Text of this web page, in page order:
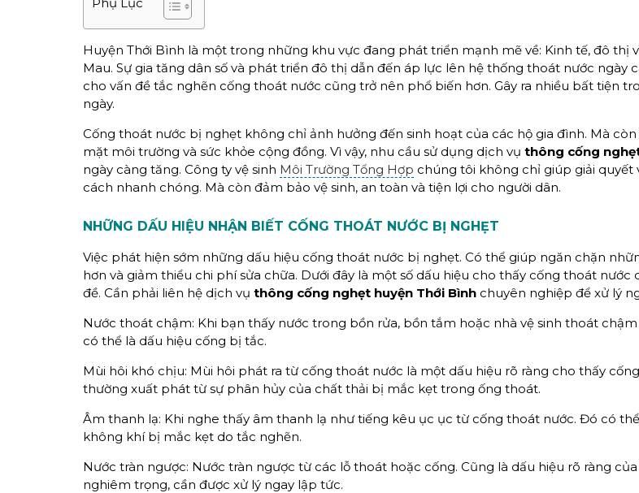
Huyện Thới Bình là một trong những khu vực đang phát triển mạnh mẽ về: Kinh tế, đô thị
Mau. Sự gia tăng dân số và phát triển đô thị dẫn đến áp lực lên hệ thống thoát nước ngày
cho vấn đề tắc nghẽn cống thoát nước cũng trở nên phổ biến hơn. Gây ra nhiều bất tiện
ngày.
Cống thoát nước bị nghẹt không chỉ ảnh hưởng đến sinh hoạt của các hộ gia đình. Mà còn
mặt môi trường và sức khỏe cộng đồng. Vì vậy, nhu cầu sử dụng dịch vụ thông cống
ngày càng tăng. Công ty vệ sinh Môi Trường Tổng Hợp chúng tôi không chỉ giúp giải quyết
cách nhanh chóng. Mà còn đảm bảo vệ sinh, an toàn và tiện lợi cho người dân.
NHỮNG DẤU HIỆU NHẬN BIẾT CỐNG THOÁT NƯỚC BỊ NGHẸT
Việc phát hiện sớm những dấu hiệu cống thoát nước bị nghẹt. Có thể giúp ngăn chặn
hơn và giảm thiểu chi phí sửa chữa. Dưới đây là một số dấu hiệu cho thấy cống thoát nước
đề. Cần phải liên hệ dịch vụ thông cống nghẹt huyện Thới Bình chuyên nghiệp để xử lý
Nước thoát chậm: Khi bạn thấy nước trong bồn rửa, bồn tắm hoặc nhà vệ sinh thoát
có thể là dấu hiệu cống bị tắc.
Mùi hôi khó chịu: Mùi hôi phát ra từ cống thoát nước là một dấu hiệu rõ ràng cho thấy
thường xuất phát từ sự phân hủy của chất thải bị mắc kẹt trong ống thoát.
Âm thanh lạ: Khi nghe thấy âm thanh lạ như tiếng kêu ục ục từ cống thoát nước. Đó có
không khí bị mắc kẹt do tắc nghẽn.
Nước tràn ngược: Nước tràn ngược từ các lỗ thoát hoặc cống. Cũng là dấu hiệu rõ ràng
nghiêm trọng, cần được xử lý ngay lập tức.